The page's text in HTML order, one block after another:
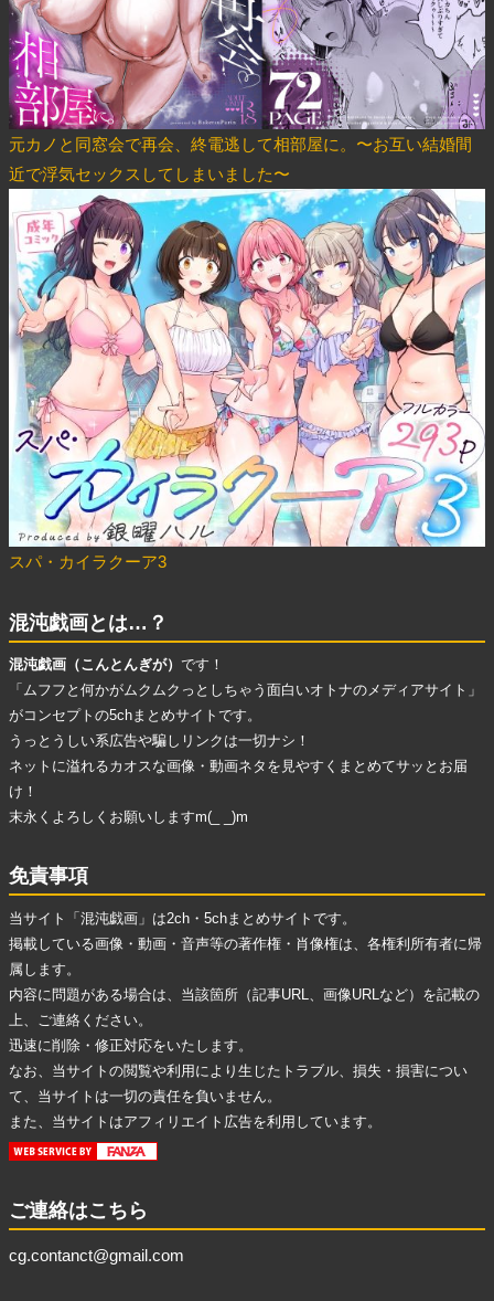
元カノと同窓会で再会、終電逃して相部屋に。〜お互い結婚間
近で浮気セックスしてしまいました〜
スパ・カイラクーア3
混沌戯画とは…？
混沌戯画（こんとんぎが） です！
「ムフフと何かがムクムクっとしちゃう面白いオトナのメディアサイト」
がコンセプトの5chまとめサイトです。
うっとうしい系広告や騙しリンク は一切ナシ！
ネットに溢れるカオスな画像・動画ネタ を見やすくまとめてサッとお届
け！
末永くよろしくお願いしますm(_ _)m
免責事項
当サイト「混沌戯画」は2ch・5chまとめサイトです。
掲載している画像・動画・音声等の著作権・肖像権は、各権利所有者に帰
属します。
内容に問題がある場合は、当該箇所（記事URL、画像URLなど）を記載の
上、ご連絡ください。
迅速に削除・修正対応をいたします。
なお、当サイトの閲覧や利用により生じたトラブル、損失・損害につい
て、当サイトは一切の責任を負いません。
また、当サイトはアフィリエイト広告を利用しています。
ご連絡はこちら
cg.contanct@gmail.com